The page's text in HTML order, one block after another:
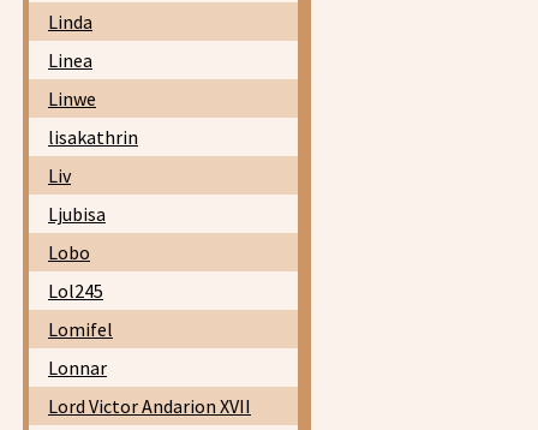
Linda
Linea
Linwe
lisakathrin
Liv
Ljubisa
Lobo
Lol245
Lomifel
Lonnar
Lord Victor Andarion XVII